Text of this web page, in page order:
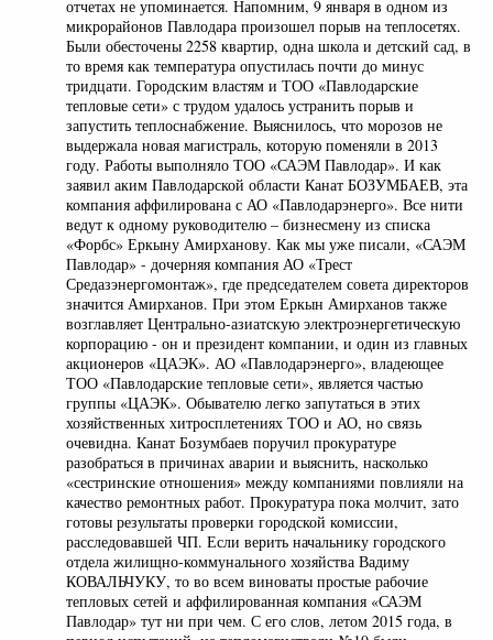
отчетах не упоминается. Напомним, 9 января в одном из
микрорайонов Павлодара произошел порыв на теплосетях.
Были обесточены 2258 квартир, одна школа и детский сад, в
то время как температура опустилась почти до минус
тридцати. Городским властям и ТОО «Павлодарские
тепловые сети» с трудом удалось устранить порыв и
запустить теплоснабжение. Выяснилось, что морозов не
выдержала новая магистраль, которую поменяли в 2013
году. Работы выполняло ТОО «САЭМ Павлодар». И как
заявил аким Павлодарской области Канат БОЗУМБАЕВ, эта
компания аффилирована с АО «Павлодарэнерго». Все нити
ведут к одному руководителю – бизнесмену из списка
«Форбс» Еркыну Амирханову. Как мы уже писали, «САЭМ
Павлодар» - дочерняя компания АО «Трест
Средазэнергомонтаж», где председателем совета директоров
значится Амирханов. При этом Еркын Амирханов также
возглавляет Центрально-азиатскую электроэнергетическую
корпорацию - он и президент компании, и один из главных
акционеров «ЦАЭК». АО «Павлодарэнерго», владеющее
ТОО «Павлодарские тепловые сети», является частью
группы «ЦАЭК». Обывателю легко запутаться в этих
хозяйственных хитросплетениях ТОО и АО, но связь
очевидна. Канат Бозумбаев поручил прокуратуре
разобраться в причинах аварии и выяснить, насколько
«сестринские отношения» между компаниями повлияли на
качество ремонтных работ. Прокуратура пока молчит, зато
готовы результаты проверки городской комиссии,
расследовавшей ЧП. Если верить начальнику городского
отдела жилищно-коммунального хозяйства Вадиму
КОВАЛЬЧУКУ, то во всем виноваты простые рабочие
тепловых сетей и аффилированная компания «САЭМ
Павлодар» тут ни при чем. С его слов, летом 2015 года, в